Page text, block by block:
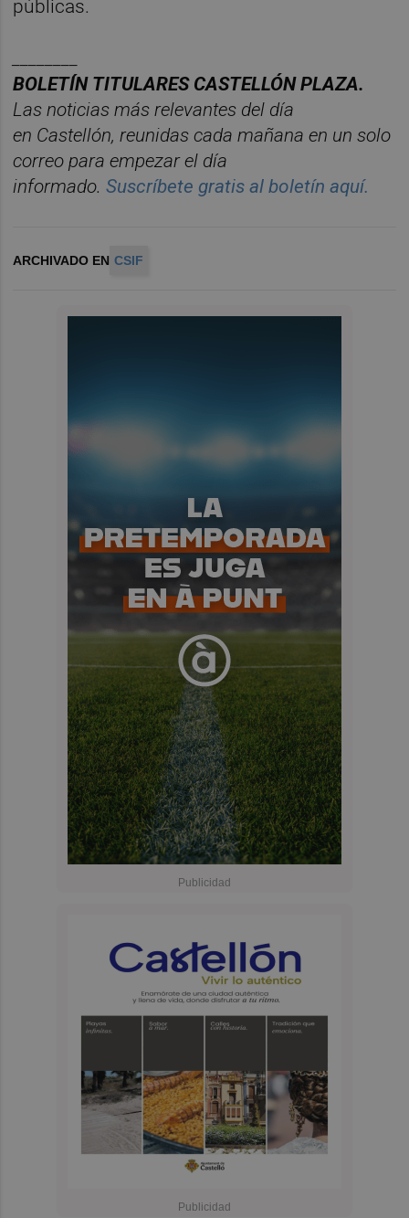
públicas.
BOLETÍNTITULARES CASTELLÓNPLAZA.
Las noticias más relevantes del día
en Castellón, reunidas cada mañana en un solo
correo para empezar el día
informado. Suscríbete gratis alboletín aquí.
ARCHIVADO EN CSIF